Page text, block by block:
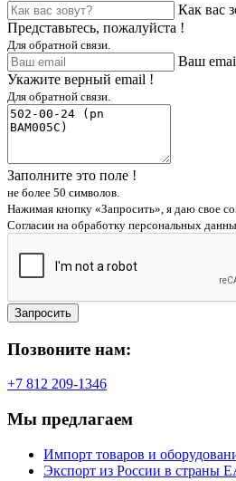
Как вас
Представьтесь, пожалуйста !
Для обратной связи.
Ваш
Укажите верный email !
Для обратной связи.
Заполните это поле !
не более 50 символов.
Нажимая кнопку «Запросить», я даю свое
Согласии на обработку персональных
Запросить
Позвоните нам:
+7 812 209-1346
Мы предлагаем
Импорт товаров и
Экспорт из России в